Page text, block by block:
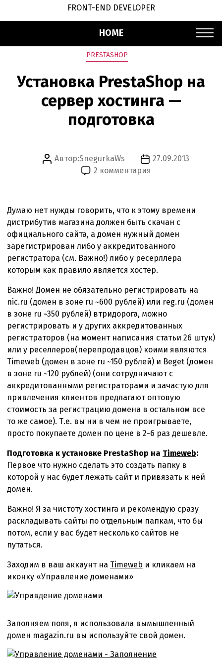
FRONT-END DEVELOPER
HOME
Рубрики
PRESTASHOP
Установка PrestaShop на
сервер хостинга —
подготовка
Автор
Автор:SnegurkaWs
Дата
записи
27.09.2013
2 комментария
на
сервер
подготовка
Думаю нет нужды говорить, что к этому времени
дистрибутив магазина должен быть скачан с
официального сайта, а домен нужный домен
зарегистрирован либо у аккредитованного
регистратора (см. Важно!) либо у ресерллера
которым как правило является хостер.
Важно! Домен не обязательно регистрировать на
nic.ru (домен в зоне ru ~600 рублей) или reg.ru (домен
в зоне ru ~350 рублей) втридорога, можно
регистрировать и у других аккредитованных
регистраторов (на момент написания статьи 26 штук)
или у реселлеров(перепродавцов) коими являются
Timeweb (домен в зоне ru ~150 рублей) и Beget (домен
в зоне ru ~120 рублей) (они сотрудничают с
аккредитованными регистраторами и зачастую для
привлечения клиентов предлагают оптовую
стоимость за регистрацию домена в остальном все
то же самое). Т.е. вы ни в чем не проигрываете,
просто покупаете домен по цене в 2-6 раз дешевле.
Подготовка к установке PrestaShop на Timeweb:
Первое что нужно сделать это создать папку в
которой у нас будет лежать сайт и привязать к ней
домен.
Важно! Я за чистоту хостинга и рекомендую сразу
раскладывать сайты по отдельным папкам, что бы
потом, если у вас будет несколько сайтов не
путаться.
Заходим в ваш аккаунт на Timeweb и кликаем на
иконку «Управление доменами»
Заполняем поля, я использовала вымышленный
домен magazin.ru вы используйте свой домен.